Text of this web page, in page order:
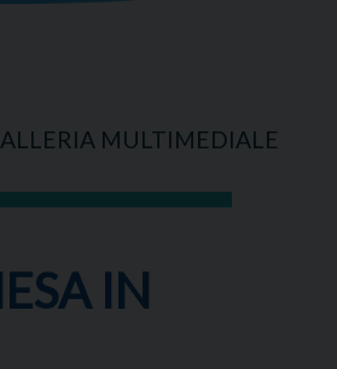
MULTIMEDIALE
IN